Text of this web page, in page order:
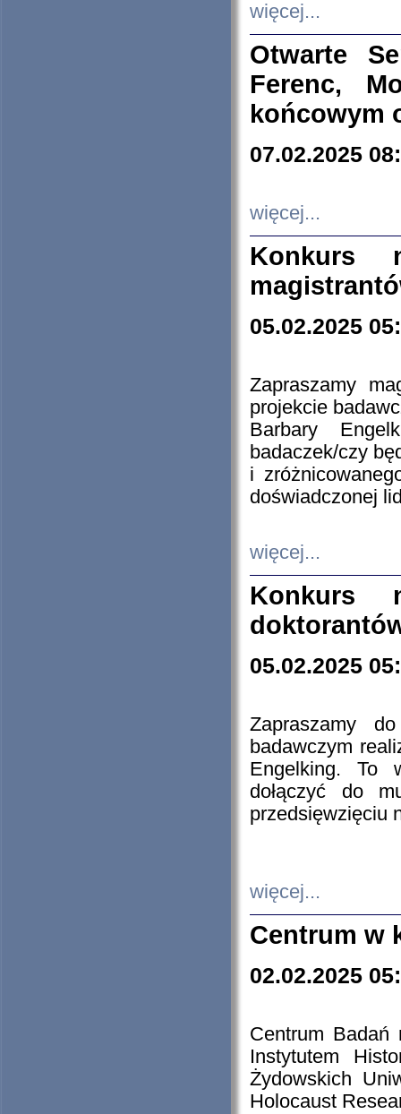
więcej...
Otwarte
Ferenc,
końcowym
07.02.2025
więcej...
Konkurs
05.02.2025
Zapraszamy
projekcie
Barbary
badaczek/czy
i
doświadczonej
więcej...
Konkurs
05.02.2025
Zapraszamy
badawczym
Engelking. To
dołączyć do
przedsięwzięciu
więcej...
Centrum w
02.02.2025
Centrum Badań
Instytutem
Żydowskich
Holocaust